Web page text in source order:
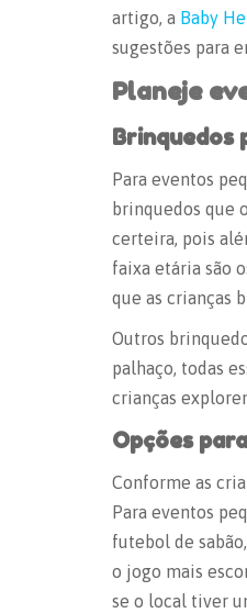
artigo, a Baby
sugestões para
Planeje
Brinquedos
Para eventos
brinquedos que
certeira, pois
faixa etária são
que as crianças
Outros
palhaço, todas
crianças
Opções
Conforme as
Para eventos
futebol de
o jogo mais
se o local tiver